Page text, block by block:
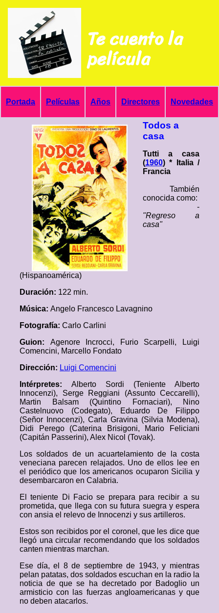
Te cuento la
película
Portada Películas Años Directores Novedades
Todos a
casa
Tutti a casa
(1960) * Italia /
Francia
También
conocida como:
-
"Regreso a
casa"
(Hispanoamérica)
Duración: 122 min.
Música: Angelo Francesco Lavagnino
Fotografía: Carlo Carlini
Guion: Agenore Incrocci, Furio Scarpelli, Luigi
Comencini, Marcello Fondato
Dirección: Luigi Comencini
Intérpretes: Alberto Sordi (Teniente Alberto
Innocenzi), Serge Reggiani (Assunto Ceccarelli),
Martin Balsam (Quintino Fornaciari), Nino
Castelnuovo (Codegato), Eduardo De Filippo
(Señor Innocenzi), Carla Gravina (Silvia Modena),
Didi Perego (Caterina Brisigoni, Mario Feliciani
(Capitán Passerini), Alex Nicol (Tovak).
Los soldados de un acuartelamiento de la costa
veneciana parecen relajados. Uno de ellos lee en
el periódico que los americanos ocuparon Sicilia y
desembarcaron en Calabria.
El teniente Di Facio se prepara para recibir a su
prometida, que llega con su futura suegra y espera
con ansia el relevo de Innocenzi y sus artilleros.
Estos son recibidos por el coronel, que les dice que
llegó una circular recomendando que los soldados
canten mientras marchan.
Ese día, el 8 de septiembre de 1943, y mientras
pelan patatas, dos soldados escuchan en la radio la
noticia de que se ha decretado por Badoglio un
armisticio con las fuerzas angloamericanas y que
no deben atacarlos.